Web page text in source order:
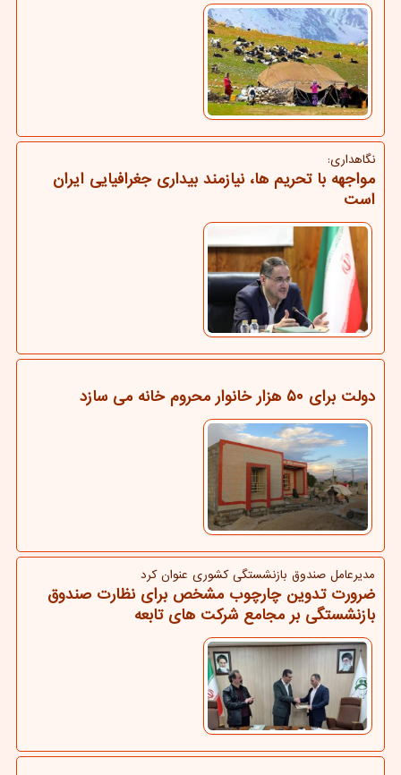
نگاهداری:
مواجهه با تحریم ها، نیازمند بیداری جغرافیایی ایران
است
دولت برای ۵۰ هزار خانوار محروم خانه می سازد
مدیرعامل صندوق بازنشستگی كشوری عنوان كرد
ضرورت تدوین چارچوب مشخص برای نظارت صندوق
بازنشستگی بر مجامع شرکت های تابعه